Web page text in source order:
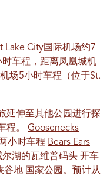
Lake City国际机场约7
车程，距离凤凰城机
场5小时车程（位于St.
延伸至其他公园进行探
程。 Goosenecks
小时车程 Bears Ears
尔湖的瓦维普码头 开车
谷地 国家公园。预计从